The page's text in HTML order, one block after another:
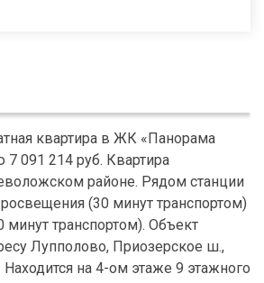
квартира в ЖК «Панорама
091 214 руб. Квартира
районе. Рядом станции
(30 минут транспортом)
минут транспортом). Объект
Лупполово, Приозерское ш.,
Находится на 4-ом этаже 9 этажного